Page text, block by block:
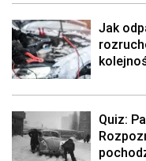
Jak
Quiz: